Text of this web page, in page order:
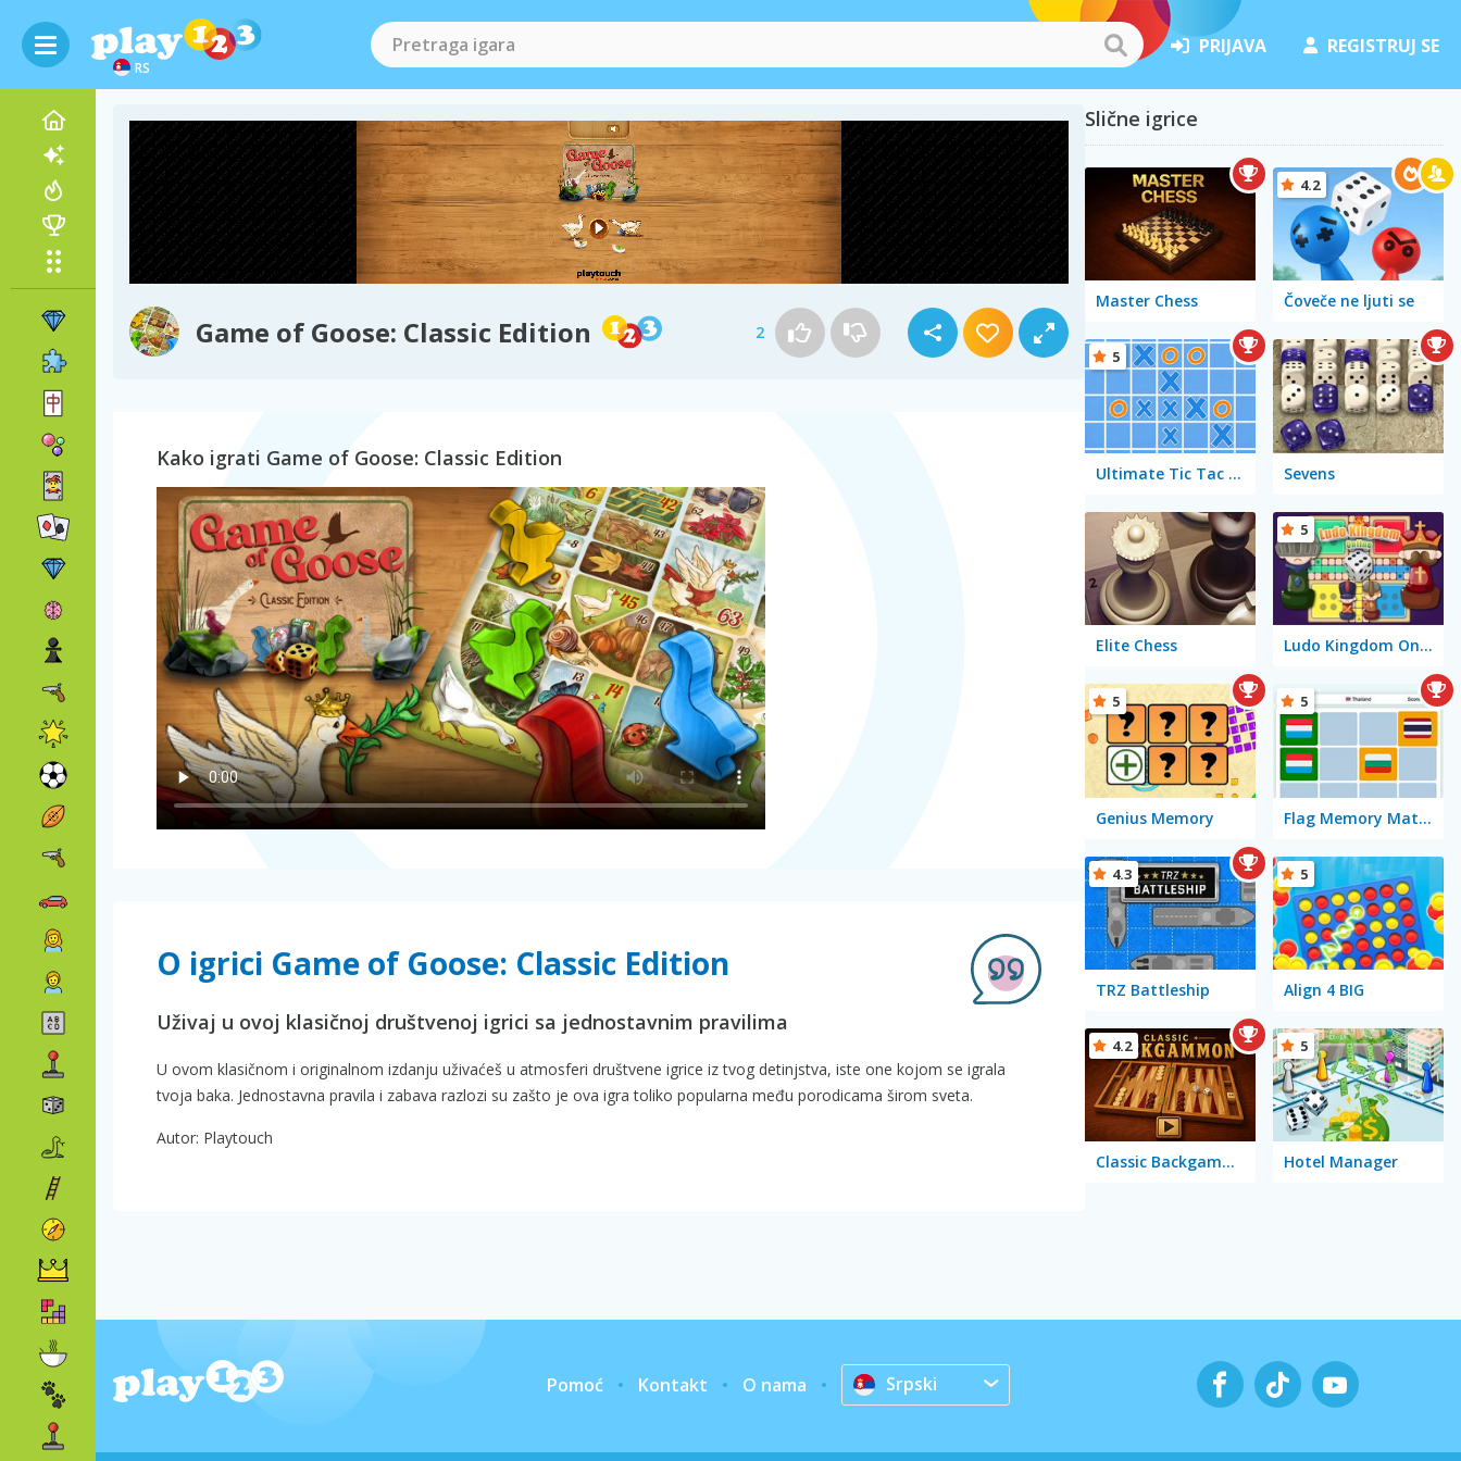
RS
PRIJAVA REGISTRUJ SE
Game of Goose: Classic Edition 2
Kako igrati Game of Goose: Classic Edition
O igrici Game of Goose: Classic Edition
Uživaj u ovoj klasičnoj društvenoj igrici sa jednostavnim pravilima
U ovom klasičnom i originalnom izdanju uživaćeš u atmosferi društvene igrice iz tvog detinjstva, iste one kojom se igrala
tvoja baka. Jednostavna pravila i zabava razlozi su zašto je ova igra toliko popularna među porodicama širom sveta.
Autor: Playtouch
Slične igrice
Master Chess Čoveče ne ljuti se
4.2
Ultimate Tic Tac Toe
5
Sevens
Elite Chess Ludo Kingdom Online
5
Genius Memory
5
Flag Memory Match
5
TRZ Battleship
4.3
Align 4 BIG
5
Classic Backgammon
4.2
Hotel Manager
5
Pomoć Kontakt O nama Srpski